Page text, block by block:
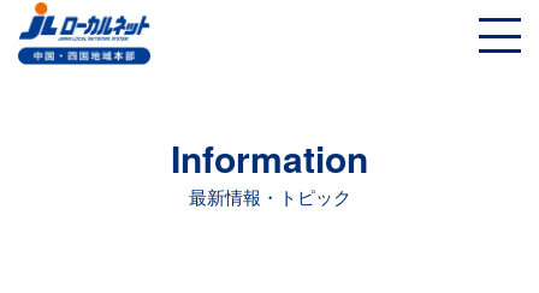
Information
最新情報・トピック